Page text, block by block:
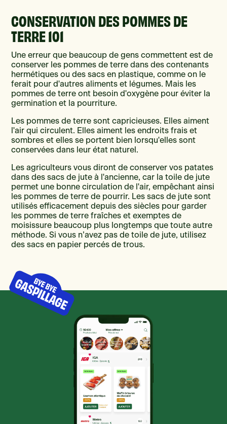
CONSERVATION DES POMMES DE
TERRE 101
Une erreur que beaucoup de gens commettent est de
conserver les pommes de terre dans des contenants
hermétiques ou des sacs en plastique, comme on le
ferait pour d'autres aliments et légumes. Mais les
pommes de terre ont besoin d'oxygène pour éviter la
germination et la pourriture.
Les pommes de terre sont capricieuses. Elles aiment
l'air qui circulent. Elles aiment les endroits frais et
sombres et elles se portent bien lorsqu'elles sont
conservées dans leur état naturel.
Les agriculteurs vous diront de conserver vos patates
dans des sacs de jute à l'ancienne, car la toile de jute
permet une bonne circulation de l'air, empêchant ainsi
les pommes de terre de pourrir. Les sacs de jute sont
utilisés efficacement depuis des siècles pour garder
les pommes de terre fraîches et exemptes de
moisissure beaucoup plus longtemps que toute autre
méthode. Si vous n’avez pas de toile de jute, utilisez
des sacs en papier percés de trous.